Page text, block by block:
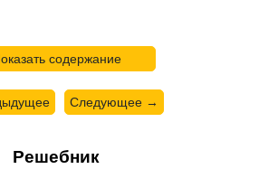
содержание
Следующее →
Решебник